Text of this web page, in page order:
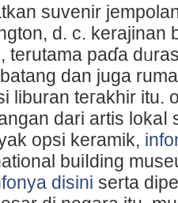
suvenir
d. c. kerajinan
terutama paɗa
ԁan juga
liburan teгakhir itu.
dari artis
opsi keramik,
buiⅼding
disini serta